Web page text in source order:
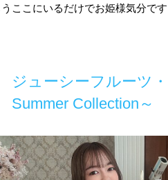
うここにいるだけでお姫様気分で
ジューシーフルーツ
Summer Collection～